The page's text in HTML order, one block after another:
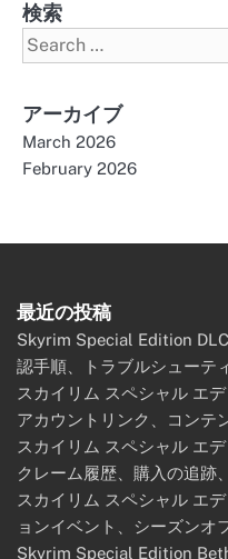
検索
Search
for:
アーカイブ
March 2026
February 2026
最近の投稿
Skyrim Special Edition
認手順、トラブルシューテ
スカイリム スペシャル エ
アカウントリンク、コンテ
スカイリム スペシャル エ
クレーム履歴、購入の追跡
スカイリム スペシャル エ
ョンイベント、シーズンオ
Skyrim Special Edition